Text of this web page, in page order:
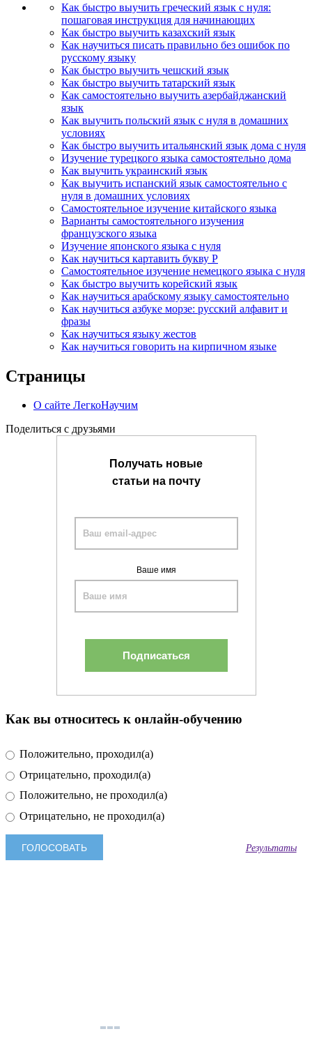
Как быстро выучить греческий язык с нуля:
пошаговая инструкция для начинающих
Как быстро выучить казахский язык
Как научиться писать правильно без ошибок по
русскому языку
Как быстро выучить чешский язык
Как быстро выучить татарский язык
Как самостоятельно выучить азербайджанский
язык
Как выучить польский язык с нуля в домашних
условиях
Как быстро выучить итальянский язык дома с нуля
Изучение турецкого языка самостоятельно дома
Как выучить украинский язык
Как выучить испанский язык самостоятельно с
нуля в домашних условиях
Самостоятельное изучение китайского языка
Варианты самостоятельного изучения
французского языка
Изучение японского языка с нуля
Как научиться картавить букву Р
Самостоятельное изучение немецкого языка с нуля
Как быстро выучить корейский язык
Как научиться арабскому языку самостоятельно
Как научиться азбуке морзе: русский алфавит и
фразы
Как научиться языку жестов
Как научиться говорить на кирпичном языке
Страницы
О сайте ЛегкоНаучим
Поделиться с друзьями
Получать новые
статьи на почту
Ваше имя
Как вы относитесь к онлайн-обучению
Положительно, проходил(а)
Отрицательно, проходил(а)
Положительно, не проходил(а)
Отрицательно, не проходил(а)
Результаты